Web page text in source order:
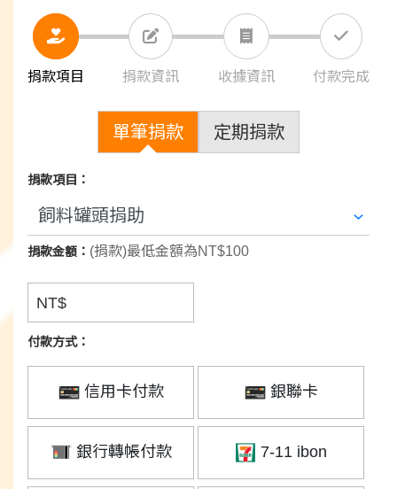
捐款項目 捐款資訊 收據資訊 付款完成
單筆捐款 定期捐款
捐款項目：
捐款金額： (捐款)最低金額為NT$100
NT$
付款方式：
信用卡付款 銀聯卡
銀行轉帳付款 7-11 ibon